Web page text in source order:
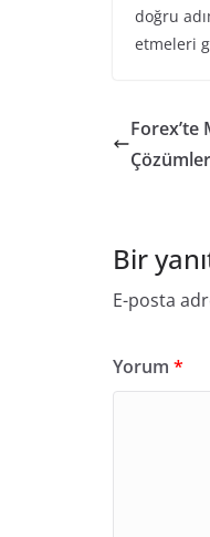
doğru
etmeleri
Forex’te
Bir
E-posta
Yorum *